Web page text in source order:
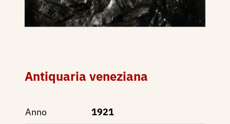
Antiquaria veneziana
Anno
1921